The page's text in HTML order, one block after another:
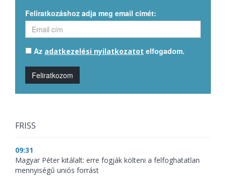
Feliratkozáshoz adja meg email címét:
Az adatkezelési nyilatkozatot elfogadom.
Feliratkozom
FRISS
09:31
Magyar Péter kitálalt: erre fogják költeni a felfoghatatlan
mennyiségű uniós forrást